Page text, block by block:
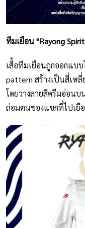
ทีมเยือน "Rayong
เสื้อทีมเยือนถูกออกแบ
pattern สร้างเป็นสี่เห
โดยวางลายสีครีมอ่อน
ถ่อมตนของแขกที่ไปเยื